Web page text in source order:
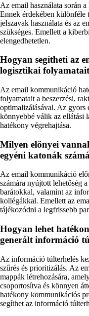
Az email használata során
Ennek érdekében különféle
jelszavak használata és az
szükséges. Emellett a
elengedhetetlen.
Hogyan segítheti az
logisztikai
Az email kommunikáció
folyamatait a beszerzési,
optimalizálásával. Az gyors
könnyebbé válik az ellátási
hatékony végrehajtása.
Milyen előnyei
egyéni katonák
Az email kommunikáció
számára nyújtott lehetőség
barátokkal, valamint az
kollégákkal. Emellett az
tájékozódni a legfrissebb
Hogyan lehet
generált információ
Az információ túlterhelés
szűrés és prioritizálás. Az
mappák létrehozására,
csoportosítva és könnyen
hatékony kommunikációs
segíthet az információ